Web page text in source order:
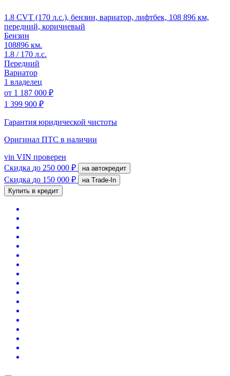
1.8 CVT (170 л.с.), бензин, вариатор, лифтбек, 108 896 км,
передний, коричневый
Бензин
108896 км.
1.8 / 170 л.с.
Передний
Вариатор
1 владелец
от 1 187 000 ₽
1 399 900 ₽
Гарантия юридической чистоты
Оригинал ПТС в наличии
vin VIN проверен
Скидка до 250 000 ₽ на автокредит
Скидка до 150 000 ₽
на Trade-In
Купить в кредит